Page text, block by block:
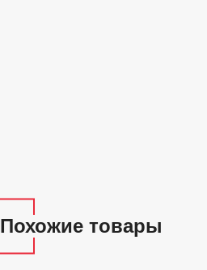
Похожие товары